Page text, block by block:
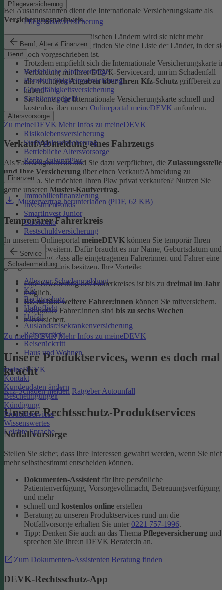
Pflegeversicherung
Pflegezusatzversicherung
Beruf, Alter & Finanzen
Beruf
Betriebliche Altersvorsorge
Berufsunfähigkeitsversicherung
Grundfähigkeitsversicherung
Krankentagegeld
Altersvorsorge
Risikolebensversicherung
Sterbegeldversicherung
Betriebliche Altersvorsorge
Rente ZukunftPlus
Finanzen
Immobilienfinanzierung
Investmentfonds
SmartInvest Junior
Girokonto
Restschuldversicherung
Service
Schadenmeldung
Alles zur Schadenmeldung
Kfz
Rechtsschutz
Haftpflicht
Unfall
Auslandsreisekrankenversicherung
Reisegepäck
Reiserücktritt
Haus und Wohnen
meineDEVK
Kontakt
Kundendaten ändern
Bescheinigungen
Kündigung
Produktservices
Wissenswertes
Leichte Sprache
Bei Auslandsfahrten dient die Internationale Versicherungskarte als
Versicherungsnachweis.
In den meisten europäischen Ländern wird sie nicht mehr
verlangt. In denFAQ
finden Sie eine Liste der Länder, in der
noch vorgeschrieben ist.
Trotzdem empfiehlt sich die Internationale Versicherungskarte
Verbindung mit Ihrer DEVK-Servicecard, um im Schadenfall
alle wichtigenAngaben über Ihren Kfz-Schutz griffbereit zu
haben.
Sie können die Internationale Versicherungskarte schnell und
kostenlos über unser Onlineportal meineDEVK anfordern.
Zu meineDEVK Mehr Infos zu meineDEVK
Verkauf/Abmeldung eines Fahrzeugs
Als Fahrzeughalter:in sind Sie dazu verpflichtet, die Zulassungsstelle
und Ihre Versicherung über einen Verkauf/Abmeldung zu
informieren. Sie möchten Ihren Pkw privat verkaufen? Nutzen Sie
gerne unseren Muster-Kaufvertrag.
Mustervertrag herunterladen (PDF, 62 KB)
Temporärer Fahrerkreis
In unserem Onlineportal meineDEVK können Sie temporär Ihren
Fahrerkreis erweitern. Dafür braucht es nur Name, Geburtsdatum und
die Bestätigung, dass alle eingetragenen Fahrerinnen und Fahrer eine
gültige Fahrerlaubnis besitzen. Ihre Vorteile:
Eine Erweiterung des Fahrerkreises ist bis zu dreimal im Jahr
möglich.
Bis zu fünf weitere Fahrer:innen können Sie mitversichern.
Temporäre Fahrer:innen sind bis zu sechs Wochen
mitversichert.
Zu meineDEVK Mehr Infos zu meineDEVK
Unsere Produktservices, wenn es doch mal
kracht
Kfz-Schaden melden Ratgeber Autounfall
Unsere Rechtsschutz-Produktservices
Notfallvorsorge
Stellen Sie sicher, dass Ihre Interessen gewahrt werden, wenn Sie
mehr selbstbestimmt entscheiden können.
Dokumenten-Assistent für Ihre persönliche
Patientenverfügung, Vorsorgevollmacht, Betreuungsverfügung
und mehr
schnell und kostenlos online erstellen
Beratung zu unseren Produktservices rund um die
Notfallvorsorge erhalten Sie unter 0221 757-1996.
Tipp: Denken Sie auch an das Thema Pflegeversicherung und
sprechen Sie Ihre:n DEVK Berater:in an.
Zum Dokumenten-Assistenten Beratung finden
DEVK-Rechtsschutz-App